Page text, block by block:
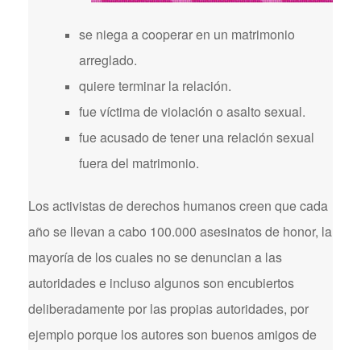
se niega a cooperar en un matrimonio
arreglado.
quiere terminar la relación.
fue víctima de violación o asalto sexual.
fue acusado de tener una relación sexual
fuera del matrimonio.
Los activistas de derechos humanos creen que cada
año se llevan a cabo 100.000 asesinatos de honor, la
mayoría de los cuales no se denuncian a las
autoridades e incluso algunos son encubiertos
deliberadamente por las propias autoridades, por
ejemplo porque los autores son buenos amigos de